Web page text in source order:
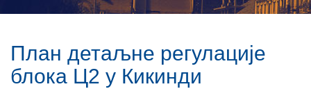
План детаљне регулације
блока Ц2 у Кикинди